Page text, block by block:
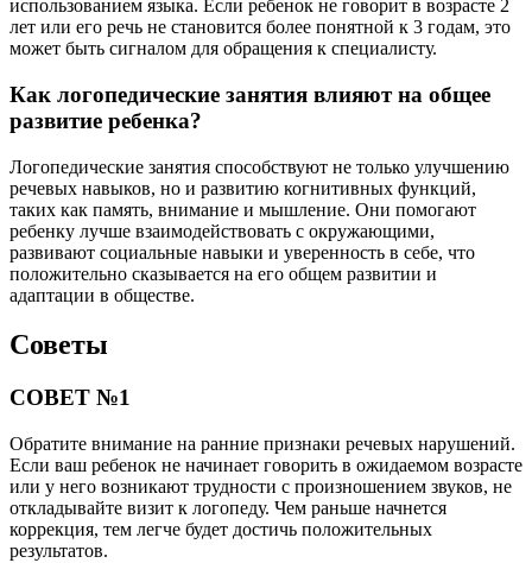
использованием языка. Если ребенок не говорит в возрасте 2
лет или его речь не становится более понятной к 3 годам, это
может быть сигналом для обращения к специалисту.
Как логопедические занятия влияют на общее
развитие ребенка?
Логопедические занятия способствуют не только улучшению
речевых навыков, но и развитию когнитивных функций,
таких как память, внимание и мышление. Они помогают
ребенку лучше взаимодействовать с окружающими,
развивают социальные навыки и уверенность в себе, что
положительно сказывается на его общем развитии и
адаптации в обществе.
Советы
СОВЕТ №1
Обратите внимание на ранние признаки речевых нарушений.
Если ваш ребенок не начинает говорить в ожидаемом возрасте
или у него возникают трудности с произношением звуков, не
откладывайте визит к логопеду. Чем раньше начнется
коррекция, тем легче будет достичь положительных
результатов.